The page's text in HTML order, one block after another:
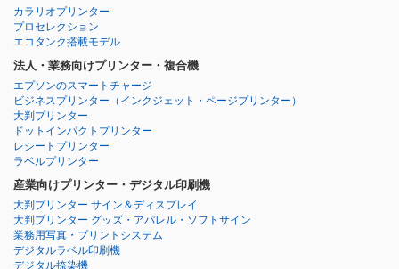
カラリオプリンター
プロセレクション
エコタンク搭載モデル
法人・業務向けプリンター・複合機
エプソンのスマートチャージ
ビジネスプリンター （インクジェット・ページプリンター）
大判プリンター
ドットインパクトプリンター
レシートプリンター
ラベルプリンター
産業向けプリンター・デジタル印刷機
大判プリンター サイン＆ディスプレイ
大判プリンター グッズ・アパレル・ソフトサイン
業務用写真・プリントシステム
デジタルラベル印刷機
デジタル捺染機